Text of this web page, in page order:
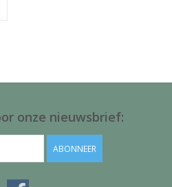
onze nieuwsbrief:
ABONNEER